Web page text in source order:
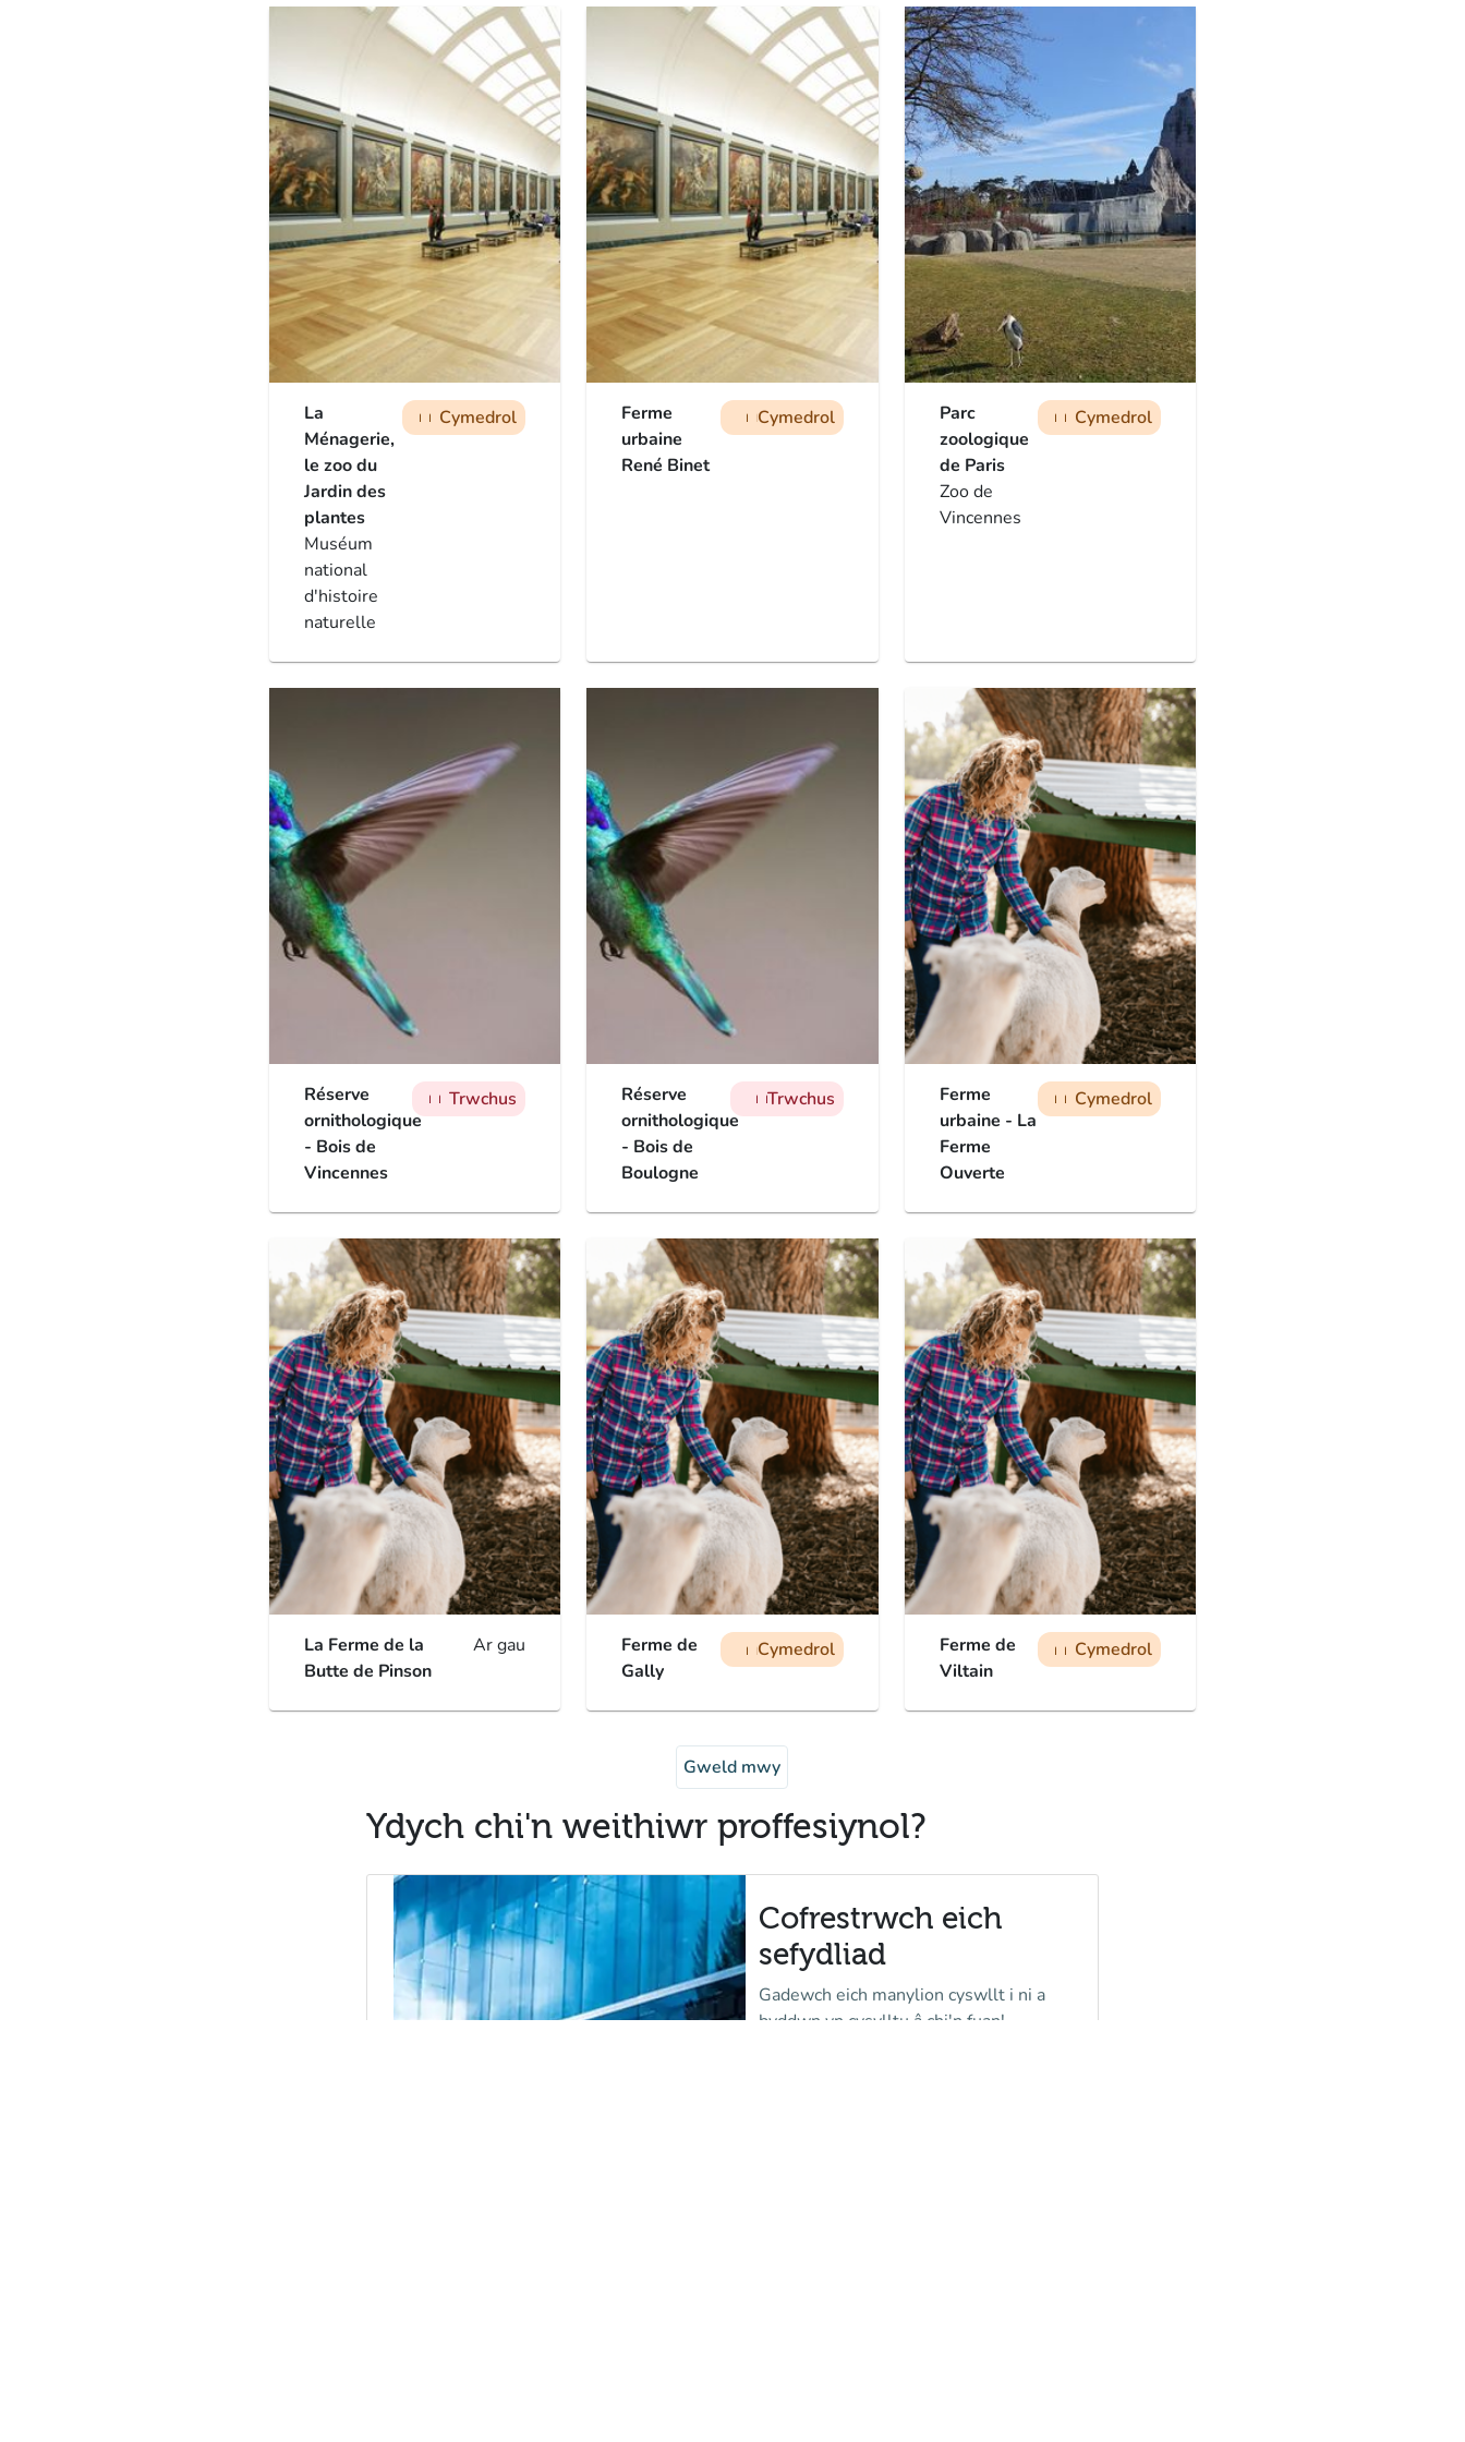
La
Ménagerie,
le zoo du
Jardin des
plantes
Muséum
national
d'histoire
naturelle
man
man
man
Cymedrol
Ferme
urbaine
René Binet
manmanman
Cymedrol
Parc
zoologique
de Paris
Zoo de
Vincennes
manman
man
Cymedrol
Réserve
ornithologique
- Bois de
Vincennes
man
man
man
Trwchus
Réserve
ornithologique
- Bois de
Boulogne
manmanman
Trwchus
Ferme
urbaine - La
Ferme
Ouverte
manman
man
Cymedrol
La Ferme de la
Butte de Pinson
Ar gau
Ferme de
Gally
manmanman
Cymedrol
Ferme de
Viltain
manman
man
Cymedrol
Gweld mwy
Ydych chi'n weithiwr proffesiynol?
Cofrestrwch eich
sefydliad
Gadewch eich manylion cyswllt i ni a
byddwn yn cysylltu â chi'n fuan!